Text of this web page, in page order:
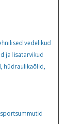
vedelikud
ja lisatarvikud
hüdraulikaõlid,